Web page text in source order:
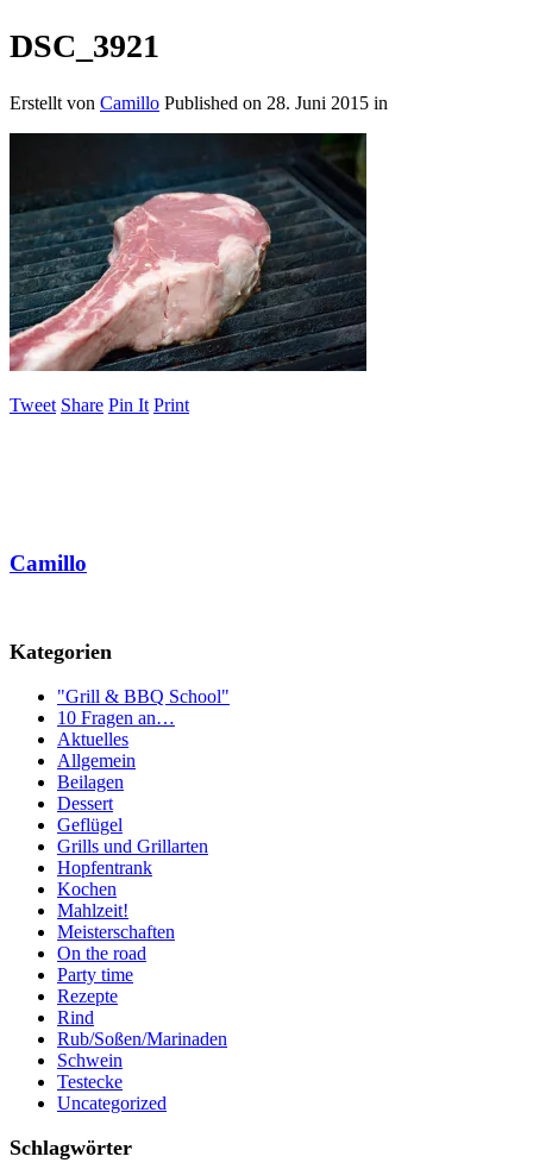
DSC_3921
Erstellt von Camillo Published on 28. Juni 2015 in
Tweet Share Pin It Print
Camillo
Kategorien
"Grill & BBQ School"
10 Fragen an…
Aktuelles
Allgemein
Beilagen
Dessert
Geflügel
Grills und Grillarten
Hopfentrank
Kochen
Mahlzeit!
Meisterschaften
On the road
Party time
Rezepte
Rind
Rub/Soßen/Marinaden
Schwein
Testecke
Uncategorized
Schlagwörter